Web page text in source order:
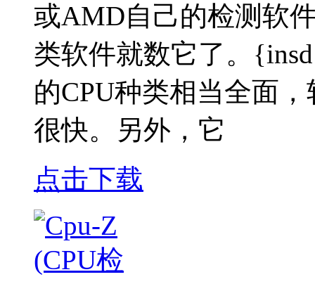
或AMD自己的检测软
类软件就数它了。
的CPU种类相当全面
很快。另外，它
点击下载